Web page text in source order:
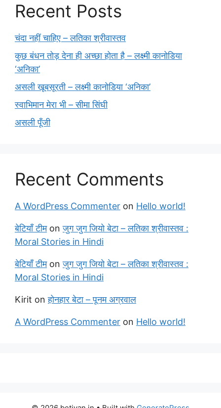
Recent Posts
चंदा नहीं चाहिए – लतिका श्रीवास्तव
कुछ बंधन तोड़ देना ही अच्छा होता है – लक्ष्मी कानोडिया
‘अनिका’
असली खूबसूरती – लक्ष्मी कानोडिया ‘अनिका’
स्वाभिमान मेरा भी – सीमा सिंघी
असली पूँजी
Recent Comments
A WordPress Commenter on Hello world!
बेटियाँ टीमonजुग जुग जियो बेटा – लतिका श्रीवास्तव :
Moral Stories in Hindi
बेटियाँ टीमonजुग जुग जियो बेटा – लतिका श्रीवास्तव :
Moral Stories in Hindi
Kirit onहोनहार बेटा – पूनम अग्रवाल
A WordPress Commenter on Hello world!